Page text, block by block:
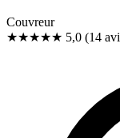
Couvreur
★★★★★ 5,0 (14